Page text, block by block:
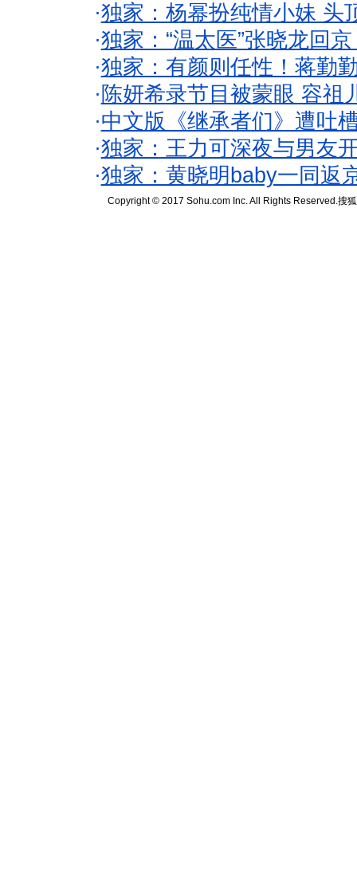
·独家：杨幂扮纯情小妹 头
·独家：“温太医”张晓龙回
·独家：有颜则任性！蒋勤
· 陈妍希录节目被蒙眼 容祖
·中文版《继承者们》遭吐
·独家：王力可深夜与男友
·独家：黄晓明baby一同返
Copyright © 2017 Sohu.com Inc. All Rights Reserved.搜